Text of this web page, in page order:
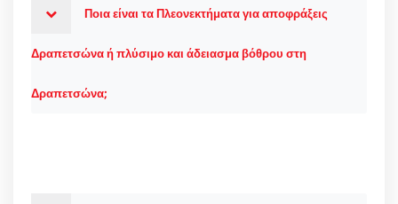
Ποια είναι τα Πλεονεκτήματα για αποφράξεις
Δραπετσώνα ή πλύσιμο και άδειασμα βόθρου στη
Δραπετσώνα;